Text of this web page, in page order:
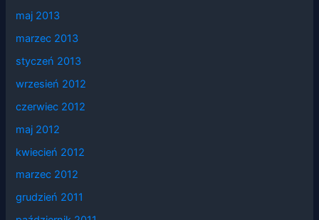
maj 2013
marzec 2013
styczeń 2013
wrzesień 2012
czerwiec 2012
maj 2012
kwiecień 2012
marzec 2012
grudzień 2011